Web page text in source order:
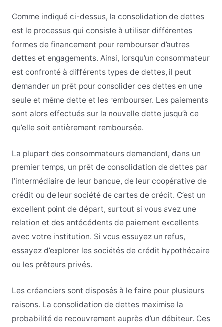
Comme indiqué ci-dessus, la consolidation de dettes
est le processus qui consiste à utiliser différentes
formes de financement pour rembourser d’autres
dettes et engagements. Ainsi, lorsqu’un consommateur
est confronté à différents types de dettes, il peut
demander un prêt pour consolider ces dettes en une
seule et même dette et les rembourser. Les paiements
sont alors effectués sur la nouvelle dette jusqu’à ce
qu’elle soit entièrement remboursée.
La plupart des consommateurs demandent, dans un
premier temps, un prêt de consolidation de dettes par
l’intermédiaire de leur banque, de leur coopérative de
crédit ou de leur société de cartes de crédit. C’est un
excellent point de départ, surtout si vous avez une
relation et des antécédents de paiement excellents
avec votre institution. Si vous essuyez un refus,
essayez d’explorer les sociétés de crédit hypothécaire
ou les prêteurs privés.
Les créanciers sont disposés à le faire pour plusieurs
raisons. La consolidation de dettes maximise la
probabilité de recouvrement auprès d’un débiteur. Ces